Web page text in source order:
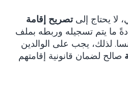
لا يحتاج إلىتصريح إقامة
ما يتم تسجيله وربطه بملف
لذلك، يجب على الوالدين
صالح لضمان قانونية إقامتهم